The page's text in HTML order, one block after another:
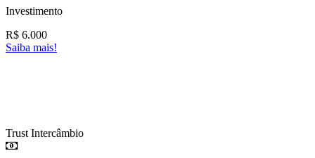
Investimento
R$ 6.000
Saiba mais!
Trust Intercâmbio